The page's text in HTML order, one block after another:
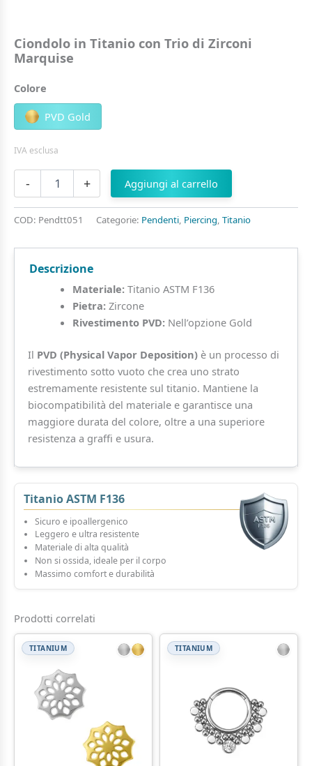
Ciondolo in Titanio con Trio di Zirconi
Marquise
Colore
PVD Gold
IVA esclusa
-
Ciondolo
con
di
Marquise
+ Aggiungi al carrello
COD: Pendtt051 Categorie: Pendenti, Piercing, Titanio
Descrizione
Materiale:Titanio ASTM F136
Pietra:Zircone
Rivestimento PVD:Nell’opzione Gold
Il PVD (Physical Vapor Deposition)è un processo di
rivestimento sotto vuoto che crea uno strato
estremamente resistente sul titanio. Mantiene la
biocompatibilità del materiale e garantisce una
maggiore durata del colore, oltre a una superiore
resistenza a graffi e usura.
Titanio ASTM F136
Sicuro e ipoallergenico
Leggero e ultra resistente
Materiale di alta qualità
Non si ossida, ideale per il corpo
Massimo comfort e durabilità
Prodotti correlati
TITANIUM TITANIUM